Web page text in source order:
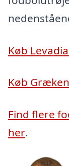
Køb
Køb
Find flere
her.